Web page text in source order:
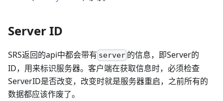
Server ID
SRS返回的api中都会带有 server 的信息，即Server的
ID，用来标识服务器。客户端在获取信息时，必须检查
ServerID是否改变，改变时就是服务器重启，之前所有的
数据都应该作废了。